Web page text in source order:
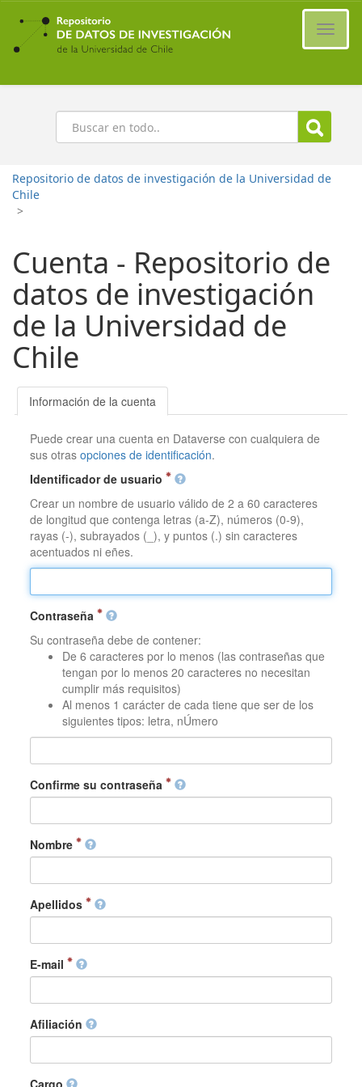
Ir
contenido
principal
Buscar
Repositorio de datos de investigación de la Universidad de
Chile
>
Cuenta - Repositorio de
datos de investigación
de la Universidad de
Chile
Información de la cuenta
Puede crear una cuenta en Dataverse con cualquiera de
sus otrasopciones de identificación.
Identificador de usuario
Crear un nombre de usuario válido de 2 a 60 caracteres
de longitud que contenga letras (a-Z), números (0-9),
rayas (-), subrayados (_), y puntos (.) sin caracteres
acentuados ni eñes.
Contraseña
Su contraseña debe de contener:
De 6 caracteres por lo menos (las contraseñas que
tengan por lo menos 20 caracteres no necesitan
cumplir más requisitos)
Al menos 1 carácter de cada tiene que ser de los
siguientes tipos: letra, nÚmero
Confirme su contraseña
Nombre
Apellidos
E-mail
Afiliación
Cargo